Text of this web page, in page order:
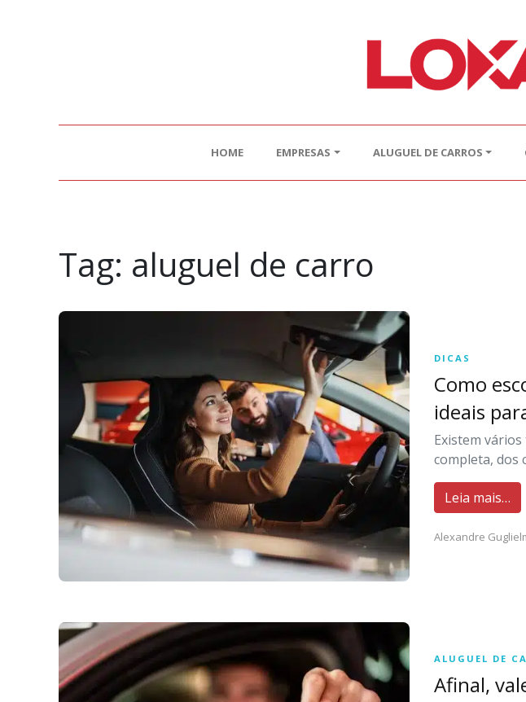
HOME EMPRESAS ALUGUEL DE CARROS
Tag: aluguel de carro
DICAS
Como
ideais
Existem
completa, dos
Leia mais…
Alexandre
ALUGUEL DE
Afinal,